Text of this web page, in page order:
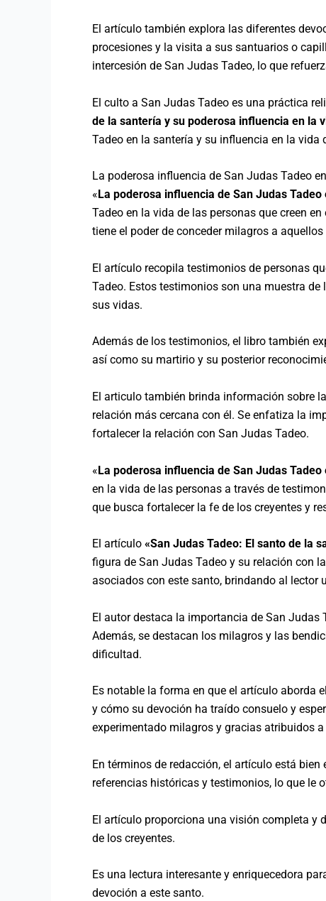
El artículo también explora las diferentes
procesiones y la visita a sus santuarios o
intercesión de San Judas Tadeo, lo que
El culto a San Judas Tadeo es una práctica
de la santería y su poderosa influencia en la
Tadeo en la santería y su influencia en la vida
La poderosa influencia de San Judas Tadeo
« La poderosa influencia de San Judas
Tadeo en la vida de las personas que creen
tiene el poder de conceder milagros a
El artículo recopila testimonios de personas
Tadeo. Estos testimonios son una muestra
sus vidas.
Además de los testimonios, el libro también
así como su martirio y su posterior
El articulo también brinda información sobre
relación más cercana con él. Se enfatiza la
fortalecer la relación con San Judas Tadeo.
«La poderosa influencia de San Judas
en la vida de las personas a través de
que busca fortalecer la fe de los creyentes y
El artículo «San Judas Tadeo: El santo de la
figura de San Judas Tadeo y su relación con
asociados con este santo, brindando al lector
El autor destaca la importancia de San
Además, se destacan los milagros y las
dificultad.
Es notable la forma en que el artículo aborda
y cómo su devoción ha traído consuelo y
experimentado milagros y gracias atribuidos
En términos de redacción, el artículo está
referencias históricas y testimonios, lo que le
El artículo proporciona una visión completa y
de los creyentes.
Es una lectura interesante y enriquecedora
devoción a este santo.